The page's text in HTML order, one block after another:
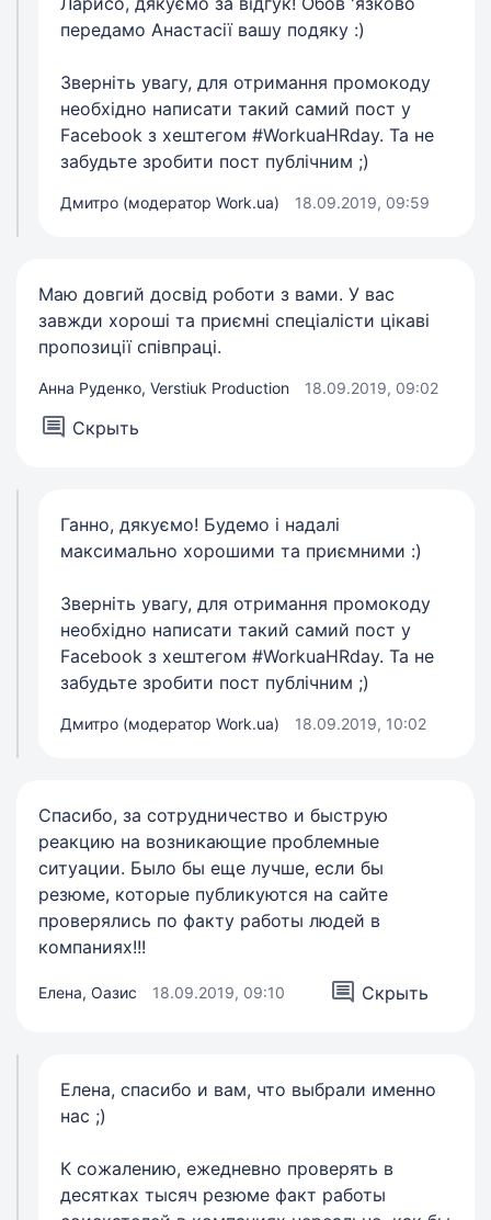
передамо Анастасії вашу подяку :)
Зверніть увагу, для отримання промокоду
необхідно написати такий самий пост у
Facebook з хештегом #WorkuaHRday. Та не
забудьте зробити пост публічним ;)
Дмитро (модератор Work.ua) 18.09.2019, 09:59
Маю довгий досвід роботи з вами. У вас
завжди хороші та приємні спеціалісти цікаві
пропозиції співпраці.
Анна Руденко, Verstiuk Production 18.09.2019, 09:02
Скрыть
Ганно, дякуємо! Будемо і надалі
максимально хорошими та приємними :)
Зверніть увагу, для отримання промокоду
необхідно написати такий самий пост у
Facebook з хештегом #WorkuaHRday. Та не
забудьте зробити пост публічним ;)
Дмитро (модератор Work.ua) 18.09.2019, 10:02
Спасибо, за сотрудничество и быструю
реакцию на возникающие проблемные
ситуации. Было бы еще лучше, если бы
резюме, которые публикуются на сайте
проверялись по факту работы людей в
компаниях!!!
Елена, Оазис 18.09.2019, 09:10 Скрыть
Елена, спасибо и вам, что выбрали именно
нас ;)
К сожалению, ежедневно проверять в
десятках тысяч резюме факт работы